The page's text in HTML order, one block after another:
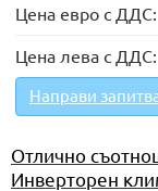
Цена евро с ДДС:
Цена лева с ДДС:
Направи
Отлично
Инверторен